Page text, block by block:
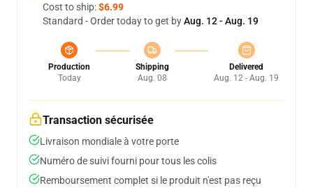
Cost to ship:$6.99
Standard - Order today to get byAug. 12 - Aug. 19
Production
Today
Shipping
Aug. 08
Delivered
Aug. 12 - Aug. 19
Transaction sécurisée
Livraison mondiale à votre porte
Numéro de suivi fourni pour tous les colis
Remboursement complet si le produit n'est pas reçu